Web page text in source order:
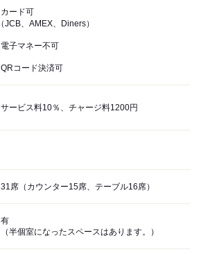
カード可
（JCB、AMEX、Diners）
電子マネー不可
QRコード決済可
サービス料10％、チャージ料1200円
31席（カウンター15席、テーブル16席）
有
（半個室になったスペースはあります。）